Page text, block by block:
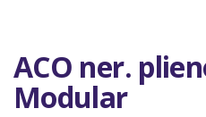
ACO ner.
Modular